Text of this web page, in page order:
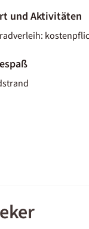
und Aktivitäten